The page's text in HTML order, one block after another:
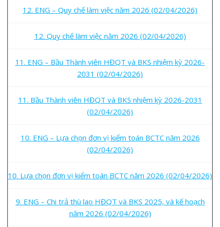
12. ENG – Quy chế làm việc năm 2026 (02/04/2026)
12. Quy chế làm việc năm 2026 (02/04/2026)
11. ENG – Bầu Thành viên HĐQT và BKS nhiệm kỳ 2026-
2031 (02/04/2026)
11. Bầu Thành viên HĐQT và BKS nhiệm kỳ 2026-2031
(02/04/2026)
10. ENG – Lựa chọn đơn vị kiểm toán BCTC năm 2026
(02/04/2026)
10. Lựa chọn đơn vị kiểm toán BCTC năm 2026 (02/04/2026)
9. ENG – Chi trả thù lao HĐQT và BKS 2025, và kế hoạch
năm 2026 (02/04/2026)